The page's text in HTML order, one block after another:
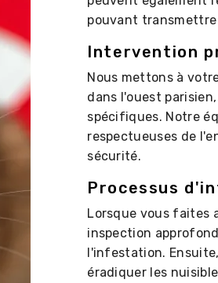
pouvant transmettre
Intervention
Nous mettons à
dans l'ouest
spécifiques. Notre
respectueuses de
sécurité.
Processus
Lorsque vous faites
inspection
l'infestation.
éradiquer les